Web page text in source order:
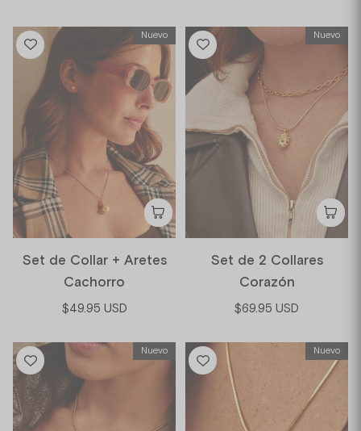
Nuevo
Set de Collar + Aretes
Cachorro
$49.95 USD
Nuevo
Set de 2 Collares
Corazón
$69.95 USD
Nuevo Nuevo